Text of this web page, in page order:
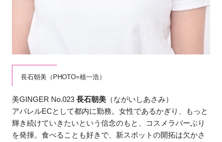
長石朝美（PHOTO=植一浩）
美GINGER No.023長石朝美 （ながいしあさみ）
アパレルECとして都内に勤務。女性であるかぎり、もっと
輝き続けていきたいという信念のもと、コスメラバーぶり
を発揮。食べることも好きで、新スポットの開拓は欠かさ